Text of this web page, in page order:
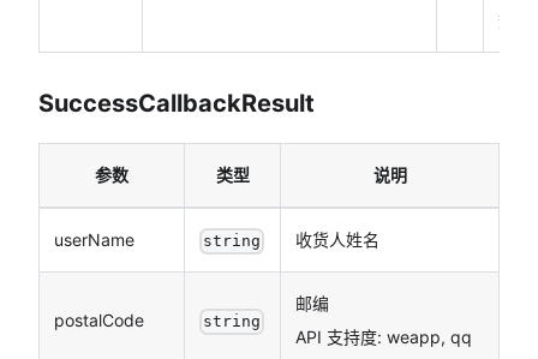
数
SuccessCallbackResult
参数 类型 说明
userName string 收货人姓名
postalCode string
邮编
API 支持度: weapp, qq